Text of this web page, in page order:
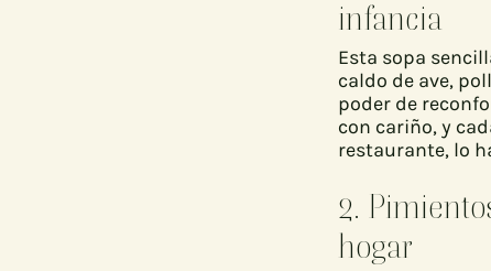
infancia
Esta sopa
caldo de ave,
poder de
con cariño, y
restaurante, lo
2.
hogar